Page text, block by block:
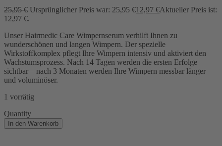
25,95€ Ursprünglicher Preis war: 25,95 €12,97 €Aktueller Preis ist:
12,97 €.
Unser Hairmedic Care Wimpernserum verhilft Ihnen zu
wunderschönen und langen Wimpern. Der spezielle
Wirkstoffkomplex pflegt Ihre Wimpern intensiv und aktiviert den
Wachstumsprozess. Nach 14 Tagen werden die ersten Erfolge
sichtbar – nach 3 Monaten werden Ihre Wimpern messbar länger
und voluminöser.
1 vorrätig
Quantity
In den Warenkorb